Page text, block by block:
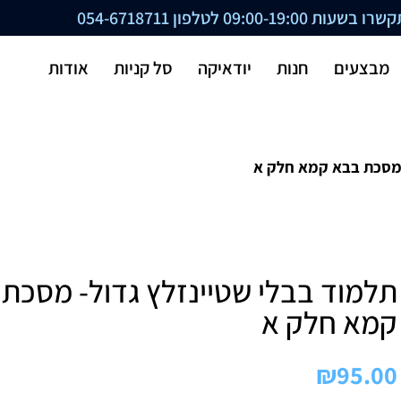
09:00-19:00 לטלפון 054-6718711
מבצעים חנות יודאיקה סל קניות אודות
מסכת בבא קמא חלק א
תלמוד בבלי שטיינזלץ גדול-
קמא חלק א
₪95.00